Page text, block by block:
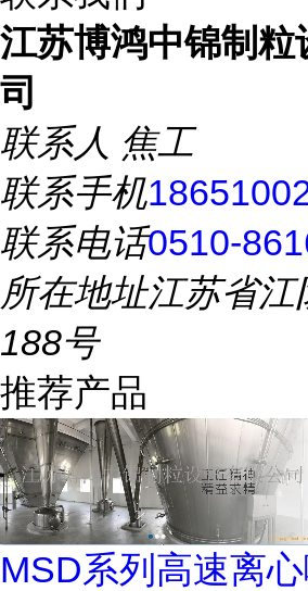
江苏博鸿中锦制粒
司
联系人 焦工
联系手机
联系电话0510-
所在地址江苏省江
188号
推荐产品
MSD系列高速离